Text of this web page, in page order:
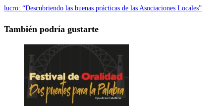
lucro: “Descubriendo las buenas prácticas de las Asociaciones Locales”
También podría gustarte